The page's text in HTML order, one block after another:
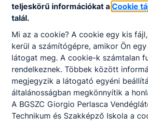
A magyar költészet napja
Részlet a Nemzeti Évfordulók Titkársága
teljeskörű információkat a Cookie
talál.
Mi az a cookie? A cookie egy kis
kerül a számítógépre, amikor Ön
látogat meg. A cookie-k számtalan
rendelkeznek. Többek között
megjegyzik a látogató egyéni
általánosságban megkönnyítik a
A BGSZC Giorgio Perlasca
Technikum és Szakképző Iskola a